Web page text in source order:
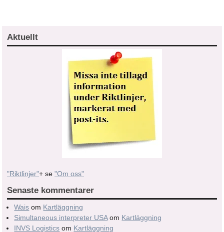
Aktuellt
"Riktlinjer"+ se "Om oss"
Senaste kommentarer
Wais om Kartläggning
Simultaneous interpreter USAom Kartläggning
INVS Logistics om Kartläggning